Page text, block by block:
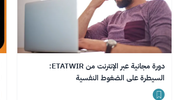
دورة مجانية عبر الإنترنت من ETATWIR:
السيطرة على الضغوط النفسية